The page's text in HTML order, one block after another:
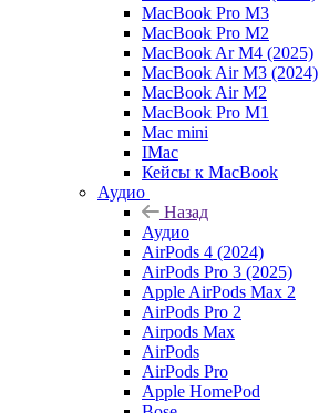
MacBook Pro M3
MacBook Pro M2
MacBook Ar M4 (2025)
MacBook Air M3 (2024)
MacBook Air M2
MacBook Pro M1
Mac mini
IMac
Кейсы к MacBook
Аудио
Назад
Аудио
AirPods 4 (2024)
AirPods Pro 3 (2025)
Apple AirPods Max 2
AirPods Pro 2
Airpods Max
AirPods
AirPods Pro
Apple HomePod